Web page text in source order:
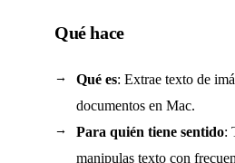
Qué hace
Qué es: Extrae texto de
documentos en Mac.
Para quién tiene sentido:
manipulas texto con